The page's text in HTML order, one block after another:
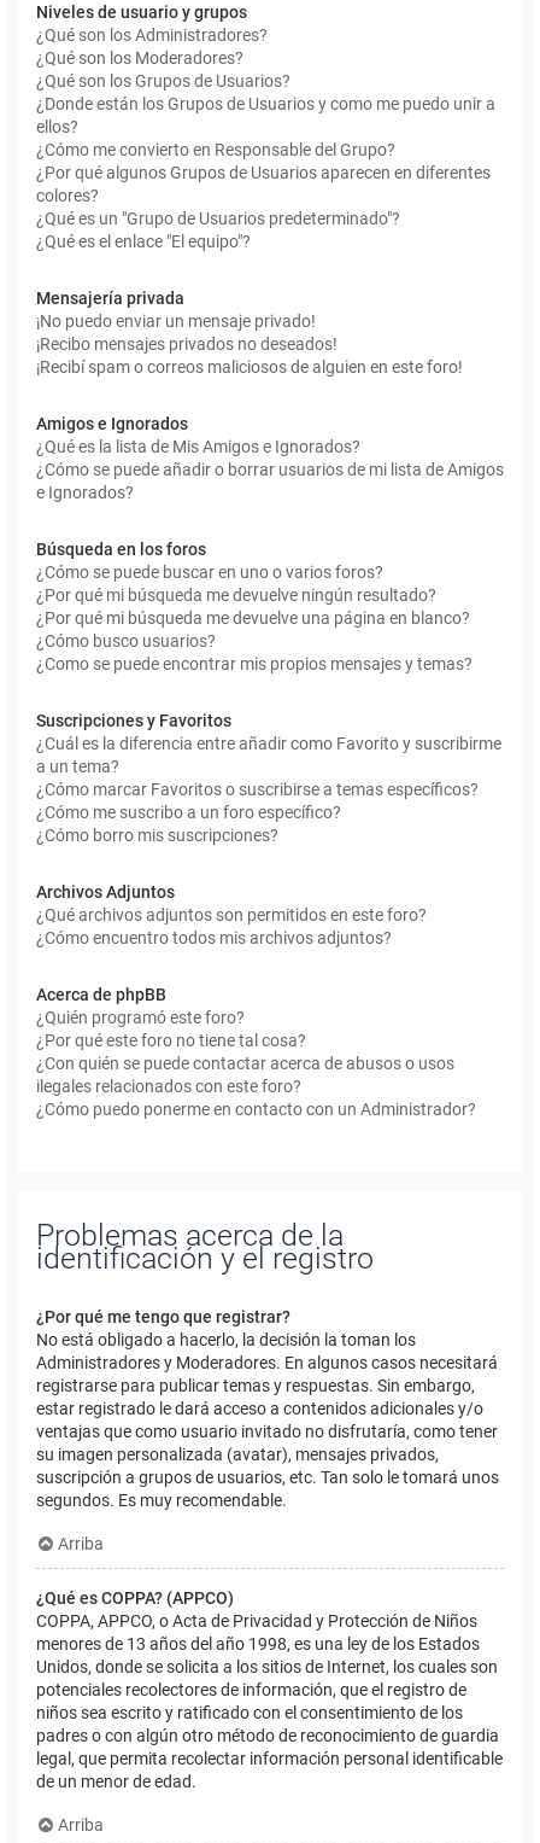
Niveles de usuario y grupos
¿Qué son los Administradores?
¿Qué son los Moderadores?
¿Qué son los Grupos de Usuarios?
¿Donde están los Grupos de Usuarios y como me puedo unir a
ellos?
¿Cómo me convierto en Responsable del Grupo?
¿Por qué algunos Grupos de Usuarios aparecen en diferentes
colores?
¿Qué es un "Grupo de Usuarios predeterminado"?
¿Qué es el enlace "El equipo"?
Mensajería privada
¡No puedo enviar un mensaje privado!
¡Recibo mensajes privados no deseados!
¡Recibí spam o correos maliciosos de alguien en este foro!
Amigos e Ignorados
¿Qué es la lista de Mis Amigos e Ignorados?
¿Cómo se puede añadir o borrar usuarios de mi lista de Amigos
e Ignorados?
Búsqueda en los foros
¿Cómo se puede buscar en uno o varios foros?
¿Por qué mi búsqueda me devuelve ningún resultado?
¿Por qué mi búsqueda me devuelve una página en blanco?
¿Cómo busco usuarios?
¿Como se puede encontrar mis propios mensajes y temas?
Suscripciones y Favoritos
¿Cuál es la diferencia entre añadir como Favorito y suscribirme
a un tema?
¿Cómo marcar Favoritos o suscribirse a temas específicos?
¿Cómo me suscribo a un foro específico?
¿Cómo borro mis suscripciones?
Archivos Adjuntos
¿Qué archivos adjuntos son permitidos en este foro?
¿Cómo encuentro todos mis archivos adjuntos?
Acerca de phpBB
¿Quién programó este foro?
¿Por qué este foro no tiene tal cosa?
¿Con quién se puede contactar acerca de abusos o usos
ilegales relacionados con este foro?
¿Cómo puedo ponerme en contacto con un Administrador?
Problemas acerca de la
identificación y el registro
¿Por qué me tengo que registrar?
No está obligado a hacerlo, la decisión la toman los
Administradores y Moderadores. En algunos casos necesitará
registrarse para publicar temas y respuestas. Sin embargo,
estar registrado le dará acceso a contenidos adicionales y/o
ventajas que como usuario invitado no disfrutaría, como tener
su imagen personalizada (avatar), mensajes privados,
suscripción a grupos de usuarios, etc. Tan solo le tomará unos
segundos. Es muy recomendable.
Arriba
¿Qué es COPPA? (APPCO)
COPPA, APPCO, o Acta de Privacidad y Protección de Niños
menores de 13 años del año 1998, es una ley de los Estados
Unidos, donde se solicita a los sitios de Internet, los cuales son
potenciales recolectores de información, que el registro de
niños sea escrito y ratificado con el consentimiento de los
padres o con algún otro método de reconocimiento de guardia
legal, que permita recolectar información personal identificable
de un menor de edad.
Arriba